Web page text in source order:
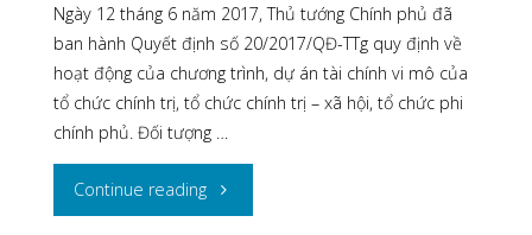
Ngày 12 tháng 6 năm 2017, Thủ tướng Chính phủ đã
ban hành Quyết định số 20/2017/QĐ-TTg quy định về
hoạt động của chương trình, dự án tài chính vi mô của
tổ chức chính trị, tổ chức chính trị – xã hội, tổ chức phi
chính phủ. Đối tượng …
Continue reading"Quy